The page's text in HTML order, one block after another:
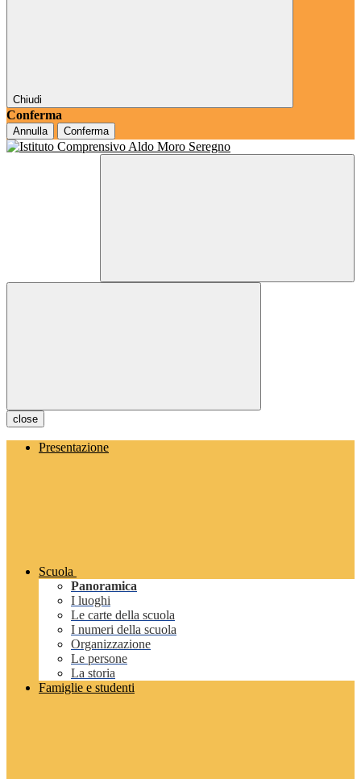
Chiudi
Conferma
Annulla Conferma
close
Presentazione
Scuola
Panoramica
I luoghi
Le carte della scuola
I numeri della scuola
Organizzazione
Le persone
La storia
Famiglie e studenti